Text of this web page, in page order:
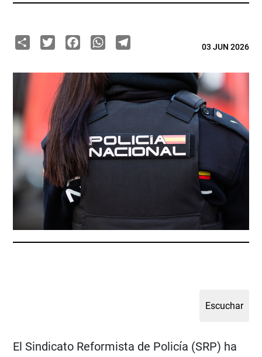
ShareTwitterFacebook
WhatsApp
Telegram03 JUN 2026
El Sindicato Reformista de Policía (SRP) ha